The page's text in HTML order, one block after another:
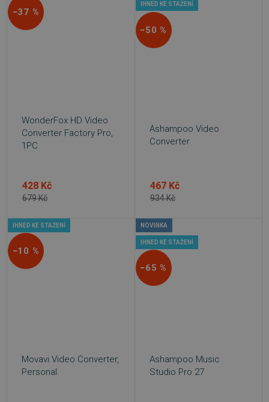
−37 %
WonderFox HD Video
Converter Factory Pro,
1PC
679 Kč
428 Kč
IHNED KE STAŽENÍ
−50 %
Ashampoo Video
Converter
934 Kč
467 Kč
IHNED KE STAŽENÍ
−10 %
Movavi Video Converter,
Personal
NOVINKA
IHNED KE STAŽENÍ
−65 %
Ashampoo Music
Studio Pro 27